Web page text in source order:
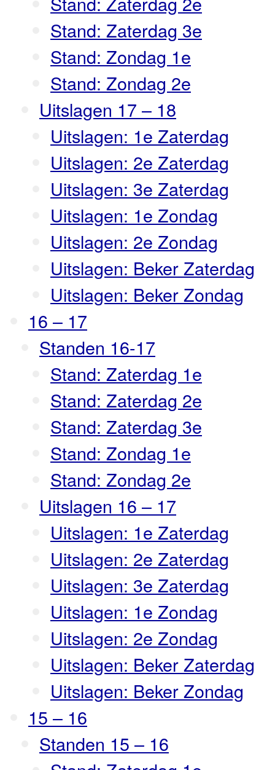
Stand: Zaterdag 3e
Stand: Zondag 1e
Stand: Zondag 2e
Uitslagen 17 – 18
Uitslagen: 1e Zaterdag
Uitslagen: 2e Zaterdag
Uitslagen: 3e Zaterdag
Uitslagen: 1e Zondag
Uitslagen: 2e Zondag
Uitslagen: Beker Zaterdag
Uitslagen: Beker Zondag
16 – 17
Standen 16-17
Stand: Zaterdag 1e
Stand: Zaterdag 2e
Stand: Zaterdag 3e
Stand: Zondag 1e
Stand: Zondag 2e
Uitslagen 16 – 17
Uitslagen: 1e Zaterdag
Uitslagen: 2e Zaterdag
Uitslagen: 3e Zaterdag
Uitslagen: 1e Zondag
Uitslagen: 2e Zondag
Uitslagen: Beker Zaterdag
Uitslagen: Beker Zondag
15 – 16
Standen 15 – 16